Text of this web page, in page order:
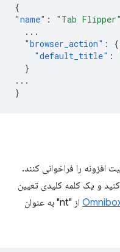
{
"name" : "Tab Flipper"
...
"browser_action" :
{
"default_title" :
}
...
}
افزونه را فراخوانی کنند.
و یک کلمه کلیدی تعیین
از "nt" به عنوان